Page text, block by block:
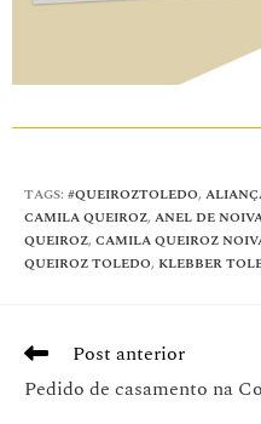
TAGS: #QUEIROZTOLEDO,
CAMILA QUEIROZ, ANEL DE
QUEIROZ, CAMILA QUEIROZ
QUEIROZ TOLEDO, KLEBBER
Post anterior
Pedido de casamento na